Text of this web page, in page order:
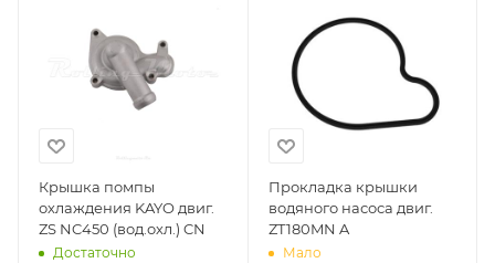
Крышка помпы
охлаждения KAYO двиг.
ZS NC450 (вод.охл.) CN
Достаточно
Прокладка крышки
водяного насоса двиг.
ZT180MN A
Мало